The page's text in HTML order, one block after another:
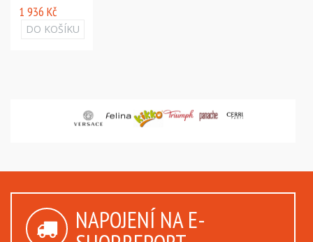
1 936 Kč
DO KOŠÍKU
NAPOJENÍ NA E-